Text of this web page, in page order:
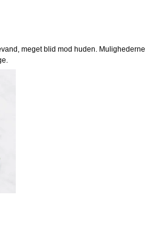
meget blid mod huden. Mulighederne